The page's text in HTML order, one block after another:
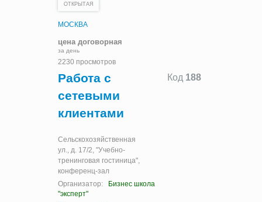
ОТКРЫТАЯ
МОСКВА
цена договорная
за день
2230 просмотров
Код 188
Работа с
сетевыми
клиентами
Сельскохозяйственная
ул., д. 17/2, "Учебно-
тренинговая гостиница",
конференц-зал
Организатор:
Бизнес школа
"эксперт"